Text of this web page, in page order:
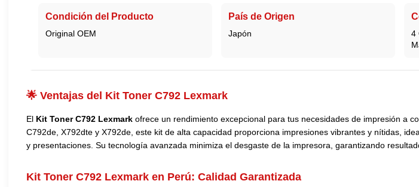
Condición del Producto
Original OEM
País de Origen
Japón
4
🌟 Ventajas del Kit Toner C792 Lexmark
El Kit Toner C792 Lexmark ofrece un rendimiento excepcional para tus necesidades de impresión a
C792de, X792dte y X792de, este kit de alta capacidad proporciona impresiones vibrantes y nítidas,
y presentaciones. Su tecnología avanzada minimiza el desgaste de la impresora, garantizando
Kit Toner C792 Lexmark en Perú: Calidad Garantizada